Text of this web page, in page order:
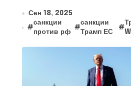
Сен 18, 2025
#
санкции
против рф
#
санкции
Трамп ЕС
#